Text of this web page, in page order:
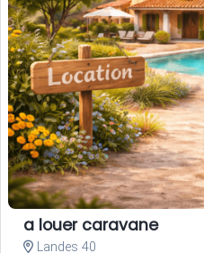
a louer caravane
Landes 40